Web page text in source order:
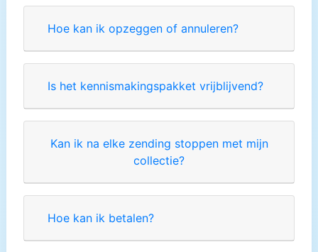
Hoe kan ik opzeggen of annuleren?
Is het kennismakingspakket vrijblijvend?
Kan ik na elke zending stoppen met mijn
collectie?
Hoe kan ik betalen?